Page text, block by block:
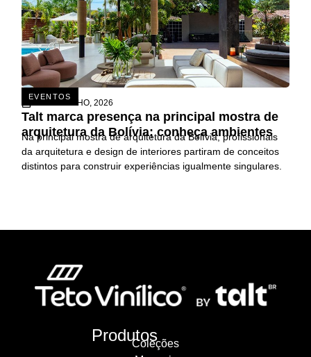
EVENTOS
26 DE JUNHO, 2026
Talt marca presença na principal mostra de
arquitetura da Bolívia; conheça ambientes
Na principal mostra de arquitetura da Bolívia, profissionais
da arquitetura e design de interiores partiram de conceitos
distintos para construir experiências igualmente singulares.
Produtos
Coleções